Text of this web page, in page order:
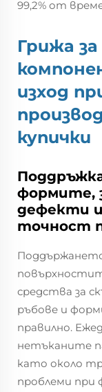
99,2% от
Грижа
изход
купички
формите,
дефекти
точност
средства за
ръбове и
правилно.
нетъканите
като около
проблеми